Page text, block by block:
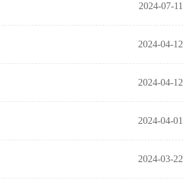
2024-07-11
2024-04-12
2024-04-12
2024-04-01
2024-03-22